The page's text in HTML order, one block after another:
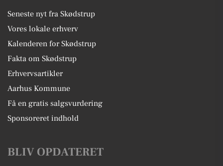
Seneste nyt fra Skødstrup
Vores lokale erhverv
Kalenderen for Skødstrup
Fakta om Skødstrup
Erhvervsartikler
Aarhus Kommune
Få en gratis salgsvurdering
Sponsoreret indhold
BLIV OPDATERET